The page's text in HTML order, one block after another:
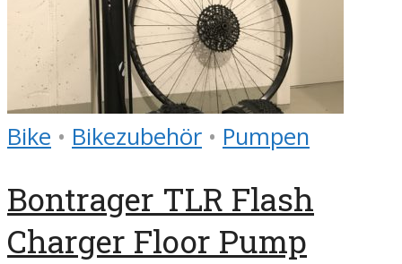
Bike • Bikezubehör • Pumpen
Bontrager TLR Flash
Charger Floor Pump